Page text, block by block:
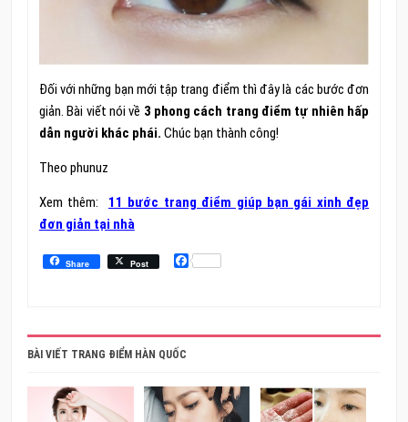
Đối với những bạn mới tập trang điểm thì đây là các bước đơn
giản. Bài viết nói về 3 phong cách trang điểm tự nhiên hấp
dẫn người khác phái. Chúc bạn thành công!
Theo phunuz
Xem thêm: 11 bước trang điểm giúp bạn gái xinh đẹp
đơn giản tại nhà
Share Post Facebook
BÀI VIẾT TRANG ĐIỂM HÀN QUỐC